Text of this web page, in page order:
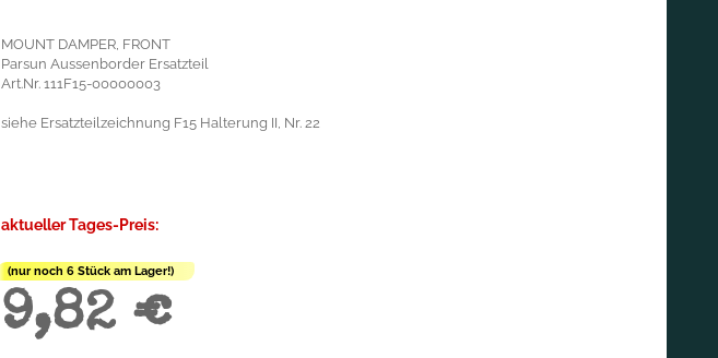
MOUNT DAMPER, FRONT
Parsun Aussenborder Ersatzteil
Art.Nr. 111F15-00000003
siehe Ersatzteilzeichnung F15 Halterung II, Nr. 22
aktueller Tages-Preis:
(nur noch 6 Stück am Lager!)
9,82 €